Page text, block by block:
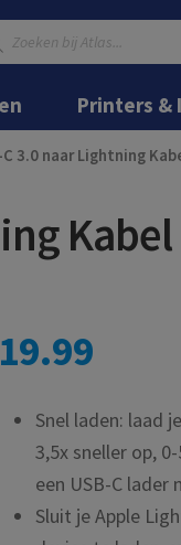
Ga
naar
navigatie
Ga
inhoud
Printers &
3.0 naar Lightning
Kabel
Snel laden: laad
3,5x sneller op,
een USB-C
Sluit je Apple